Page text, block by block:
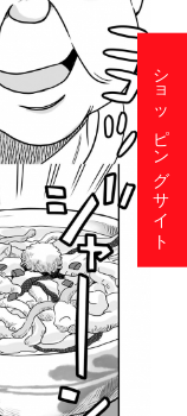
ショッピングサイト